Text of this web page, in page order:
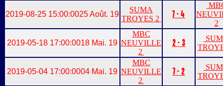
2019-08-25 15:00:0025 Août. 19
SUMA
TROYES 2
7 - 4
2
2019-05-18 17:00:0018 Mai. 19
MBC
NEUVILLE
2
2 - 3
2019-05-04 17:00:0004 Mai. 19
MBC
NEUVILLE
2
7 - 2